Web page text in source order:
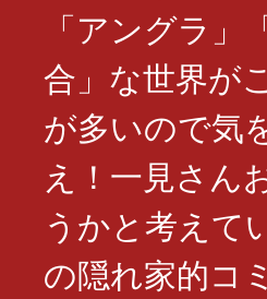
「アングラ」
合」な世界が
が多いので気
え！一見さん
うかと考えて
の隠れ家的コ